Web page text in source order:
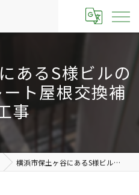
あるS様ビルの
ト屋根交換補
事
横浜市保土ヶ谷にあるS様ビルの塗装工事でスレート屋根交換補修工事